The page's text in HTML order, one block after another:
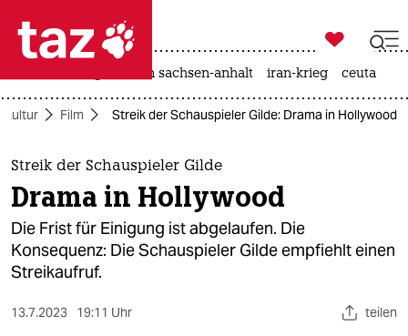
 taz zahl ich
taz zahl ich
themen
politik
öko

taz zahl ich
landtagswahl in sachsen-anhalt iran-krieg ceuta
Kultur Film Streik der Schauspieler Gilde: Drama in Hollywood
Streik der Schauspieler Gilde
Drama in Hollywood
Die Frist für Einigung ist abgelaufen. Die
Konsequenz: Die Schauspieler Gilde empfiehlt einen
Streikaufruf.
13.7.2023 19:11 Uhr teilen